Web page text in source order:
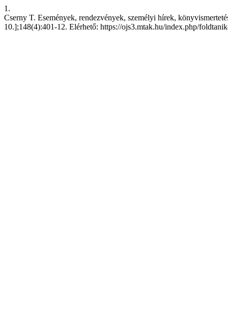
1.
Cserny T. Események, rendezvények, személyi hírek,
10.];148(4):401-12. Elérhető: https://ojs3.mtak.hu/index.php/